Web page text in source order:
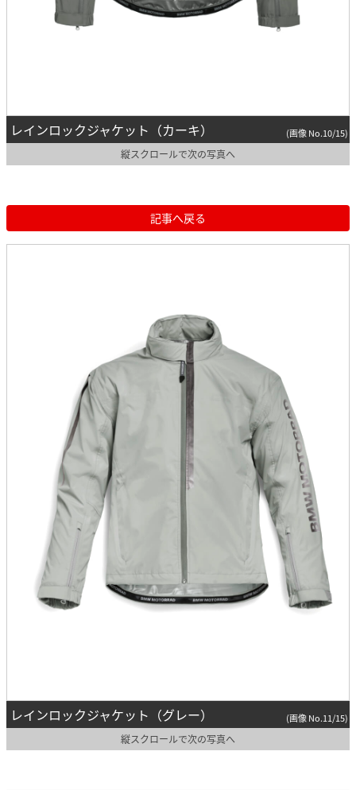
レインロックジャケット（カーキ） (画像 No.10/15)
縦スクロールで次の写真へ
記事へ戻る
レインロックジャケット（グレー） (画像 No.11/15)
縦スクロールで次の写真へ